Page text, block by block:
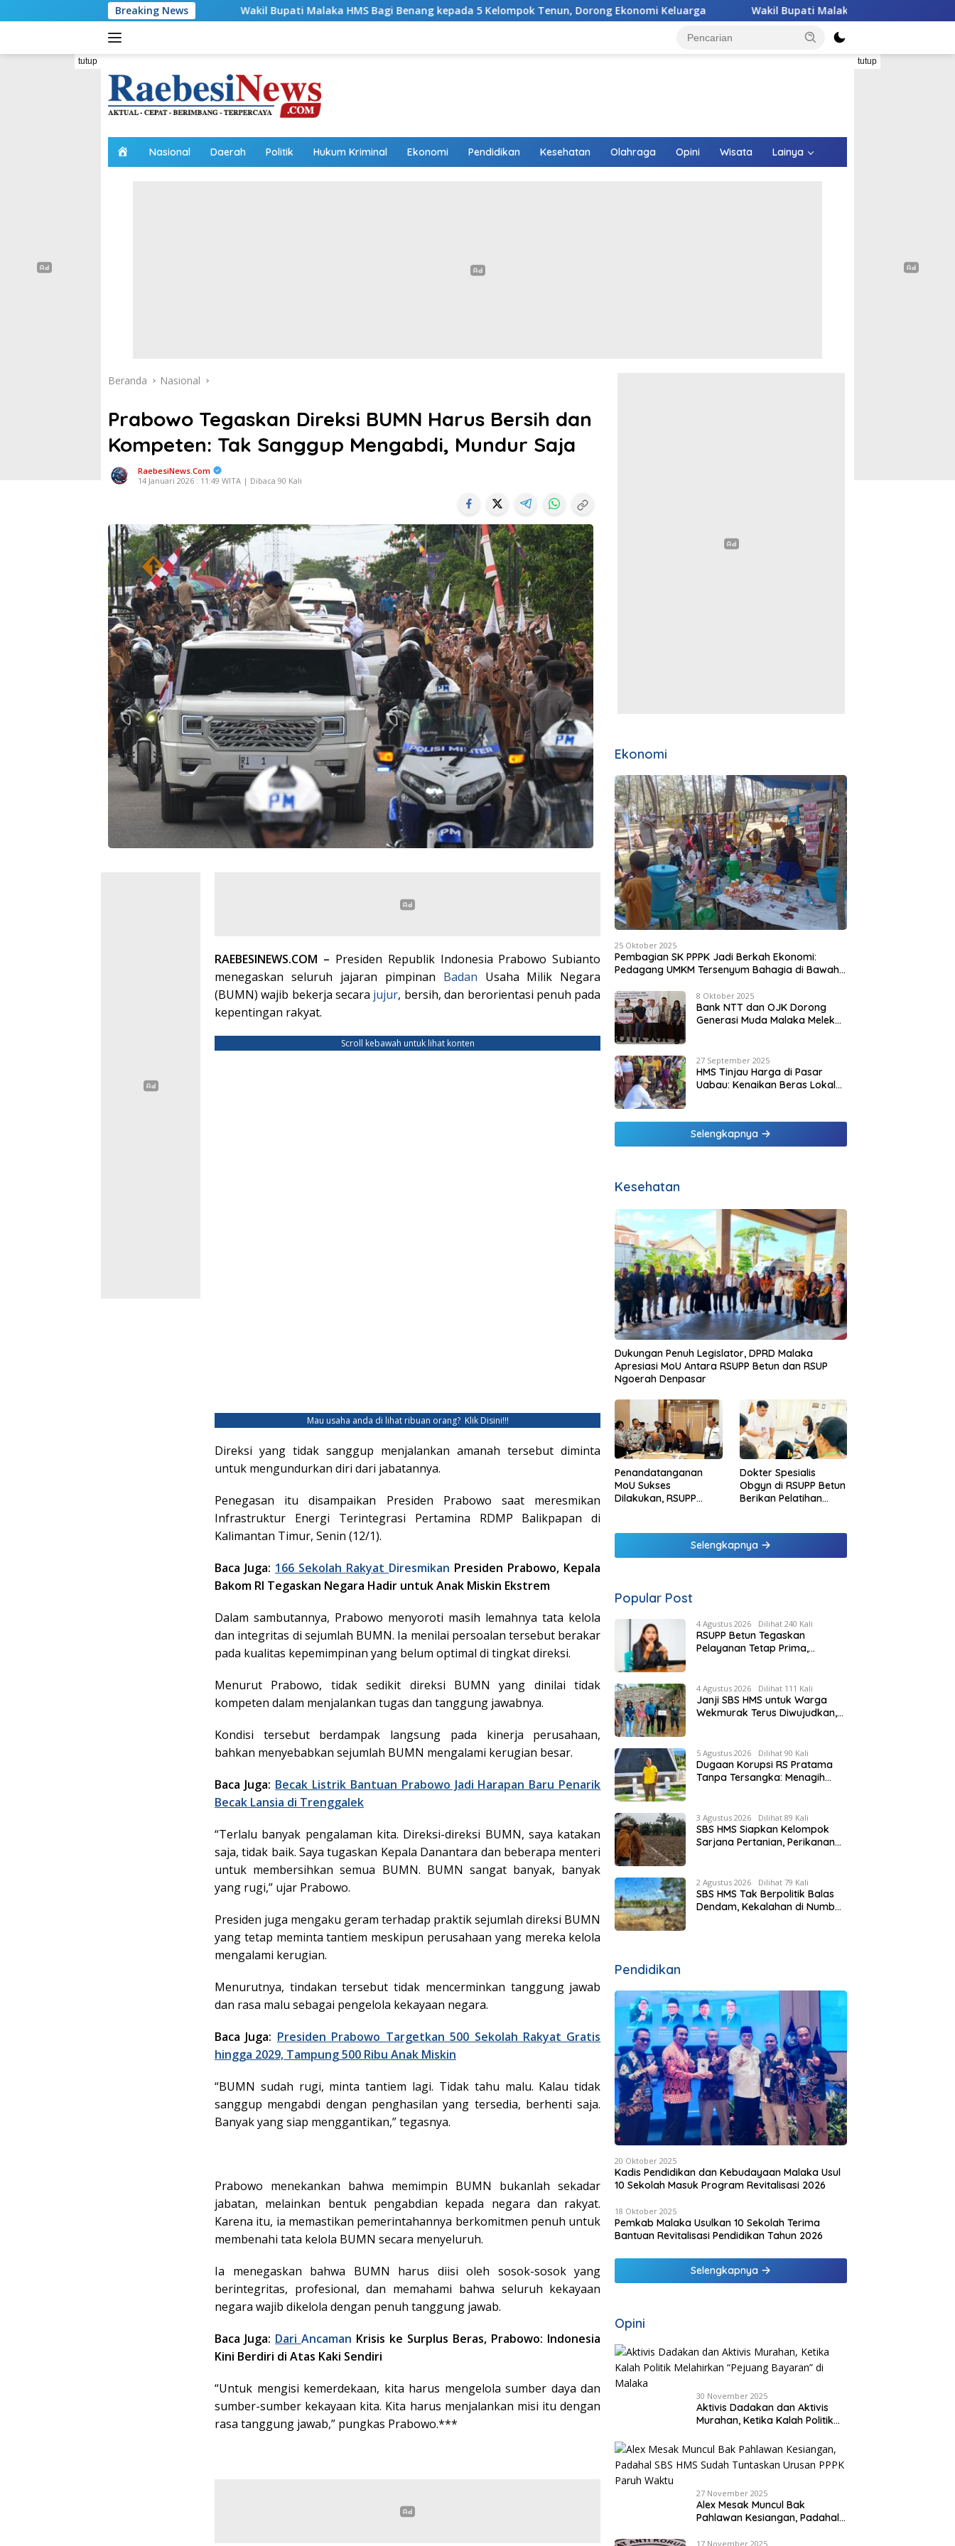
ke
Breaking News
Wakil Bupati Malaka HMS Bagi Benang kepada 5 Kelompok Tenun, Dorong Ekonomi Keluarga Wakil Bupati Malaka HMS Tinjau Kelompok Peternak Babi
tutup tutup
o
Nasional Daerah Politik Hukum Kriminal Ekonomi Pendidikan Kesehatan Olahraga Opini Wisata Lainya
Beranda Nasional
Prabowo Tegaskan Direksi BUMN Harus Bersih dan
Kompeten: Tak Sanggup Mengabdi, Mundur Saja
RaebesiNews.Com
14 Januari 2026 : 11:49 WITA | Dibaca 90 Kali
RAEBESINEWS.COM – Presiden Republik Indonesia Prabowo Subianto
menegaskan seluruh jajaran pimpinan Badan Usaha Milik Negara
(BUMN) wajib bekerja secara jujur, bersih, dan berorientasi penuh pada
kepentingan rakyat.
Scroll kebawah untuk lihat konten
Mau usaha anda di lihat ribuan orang?Klik Disini!!!
Direksi yang tidak sanggup menjalankan amanah tersebut diminta
untuk mengundurkan diri dari jabatannya.
Penegasan itu disampaikan Presiden Prabowo saat meresmikan
Infrastruktur Energi Terintegrasi Pertamina RDMP Balikpapan di
Kalimantan Timur, Senin (12/1).
Baca Juga: 166 Sekolah Rakyat Diresmikan Presiden Prabowo, Kepala
Bakom RI Tegaskan Negara Hadir untuk Anak Miskin Ekstrem
Dalam sambutannya, Prabowo menyoroti masih lemahnya tata kelola
dan integritas di sejumlah BUMN. Ia menilai persoalan tersebut berakar
pada kualitas kepemimpinan yang belum optimal di tingkat direksi.
Menurut Prabowo, tidak sedikit direksi BUMN yang dinilai tidak
kompeten dalam menjalankan tugas dan tanggung jawabnya.
Kondisi tersebut berdampak langsung pada kinerja perusahaan,
bahkan menyebabkan sejumlah BUMN mengalami kerugian besar.
Baca Juga: Becak Listrik Bantuan Prabowo Jadi Harapan Baru Penarik
Becak Lansia di Trenggalek
“Terlalu banyak pengalaman kita. Direksi-direksi BUMN, saya katakan
saja, tidak baik. Saya tugaskan Kepala Danantara dan beberapa menteri
untuk membersihkan semua BUMN. BUMN sangat banyak, banyak
yang rugi,” ujar Prabowo.
Presiden juga mengaku geram terhadap praktik sejumlah direksi BUMN
yang tetap meminta tantiem meskipun perusahaan yang mereka kelola
mengalami kerugian.
Menurutnya, tindakan tersebut tidak mencerminkan tanggung jawab
dan rasa malu sebagai pengelola kekayaan negara.
Baca Juga: Presiden Prabowo Targetkan 500 Sekolah Rakyat Gratis
hingga 2029, Tampung 500 Ribu Anak Miskin
“BUMN sudah rugi, minta tantiem lagi. Tidak tahu malu. Kalau tidak
sanggup mengabdi dengan penghasilan yang tersedia, berhenti saja.
Banyak yang siap menggantikan,” tegasnya.
Prabowo menekankan bahwa memimpin BUMN bukanlah sekadar
jabatan, melainkan bentuk pengabdian kepada negara dan rakyat.
Karena itu, ia memastikan pemerintahannya berkomitmen penuh untuk
membenahi tata kelola BUMN secara menyeluruh.
Ia menegaskan bahwa BUMN harus diisi oleh sosok-sosok yang
berintegritas, profesional, dan memahami bahwa seluruh kekayaan
negara wajib dikelola dengan penuh tanggung jawab.
Baca Juga: DariAncaman Krisis ke Surplus Beras, Prabowo: Indonesia
Kini Berdiri di Atas Kaki Sendiri
“Untuk mengisi kemerdekaan, kita harus mengelola sumber daya dan
sumber-sumber kekayaan kita. Kita harus menjalankan misi itu dengan
rasa tanggung jawab,” pungkas Prabowo.***
Ekonomi
25 Oktober 2025
Pembagian SK PPPK Jadi Berkah Ekonomi:
Pedagang UMKM Tersenyum Bahagia di Bawah
8 Oktober 2025
Bank NTT dan OJK Dorong
Generasi Muda Malaka Melek
27 September 2025
HMS Tinjau Harga di Pasar
Uabau: Kenaikan Beras Lokal
Selengkapnya
Kesehatan
Dukungan Penuh Legislator, DPRD Malaka
Apresiasi MoU Antara RSUPP Betun dan RSUP
Ngoerah Denpasar
Penandatanganan
MoU Sukses
Dilakukan, RSUPP
Ngoerah
Dokter Spesialis
Obgyn di RSUPP Betun
Berikan Pelatihan
Persalinan Bagi
Tenaga Kesehatan di
Selengkapnya
Popular Post
4 Agustus 2026 Dilihat 240 Kali
RSUPP Betun Tegaskan
Pelayanan Tetap Prima,
Penuhnya ICU RS Tujuan
4 Agustus 2026 Dilihat 111 Kali
Janji SBS HMS untuk Warga
Wekmurak Terus Diwujudkan,
Rp4,57 Miliar
5 Agustus 2026 Dilihat 90 Kali
Dugaan Korupsi RS Pratama
Tanpa Tersangka: Menagih
3 Agustus 2026 Dilihat 89 Kali
SBS HMS Siapkan Kelompok
Sarjana Pertanian, Perikanan
Modal
2 Agustus 2026 Dilihat 79 Kali
SBS HMS Tak Berpolitik Balas
Dendam, Kekalahan di Numbei
Pendidikan
20 Oktober 2025
Kadis Pendidikan dan Kebudayaan Malaka Usul
10 Sekolah Masuk Program Revitalisasi 2026
18 Oktober 2025
Pemkab Malaka Usulkan 10 Sekolah Terima
Bantuan Revitalisasi Pendidikan Tahun 2026
Selengkapnya
Opini
30 November 2025
Aktivis Dadakan dan Aktivis
Murahan, Ketika Kalah Politik
di Malaka
27 November 2025
Alex Mesak Muncul Bak
Pahlawan Kesiangan, Padahal
Urusan PPPK Paruh Waktu
17 November 2025